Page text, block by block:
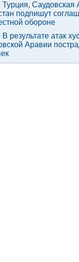
Турция, Саудовская
подпишут
обороне
В результате атак
Аравии